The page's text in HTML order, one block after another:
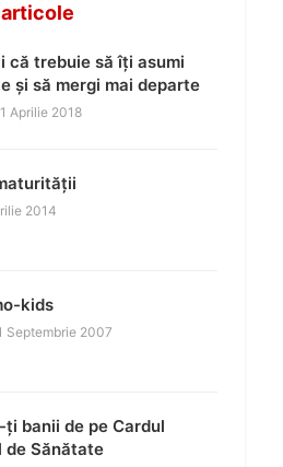
că trebuie să îți asumi
și să mergi mai departe
Aprilie 2018
2014
kids
Septembrie 2007
ți banii de pe Cardul
de Sănătate